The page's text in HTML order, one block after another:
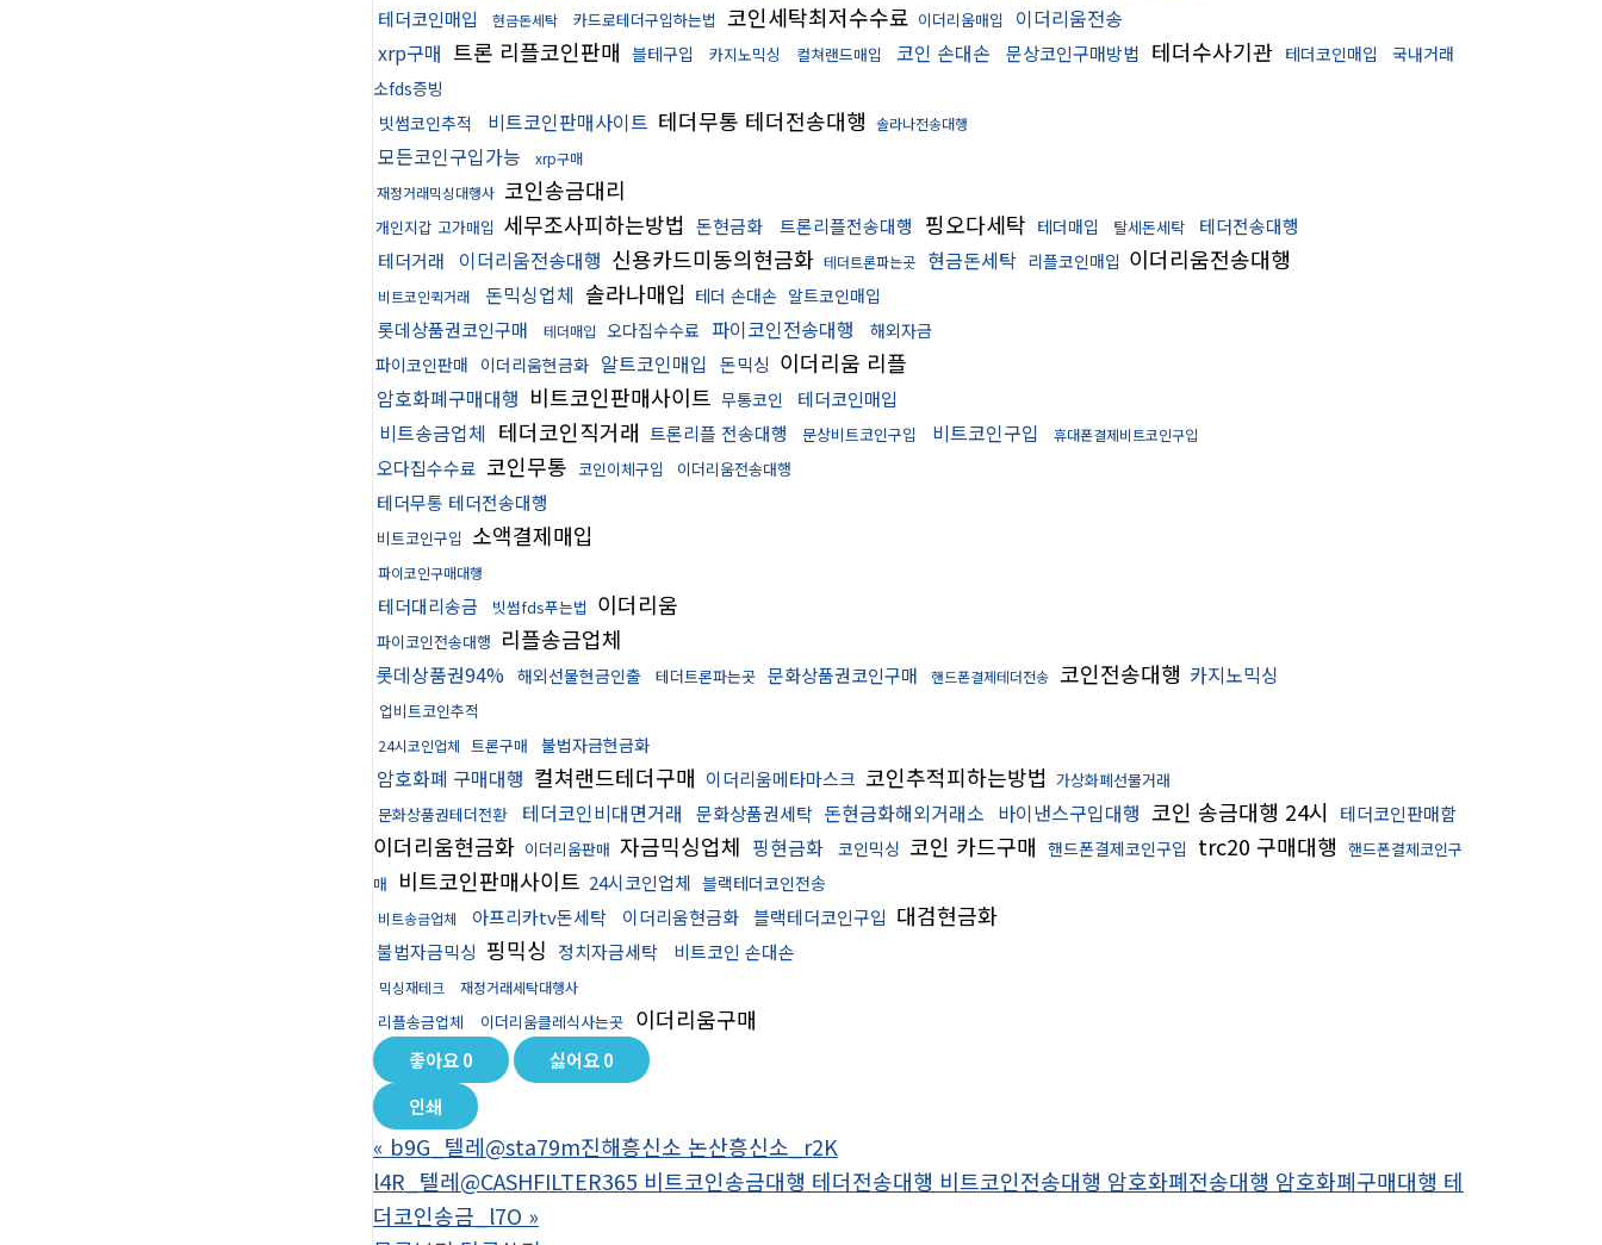
테더코인매입 현금돈세탁 카드로테더구입하는법 코인세탁최저수수료 이더리움매입
이더리움전송
xrp구매 트론 리플코인판매 블테구입 카지노믹싱 컬쳐랜드매입 코인 손대손 문상코인구매방법 테더수사기관 테더코인매입
국내거래
소fds증빙
빗썸코인추적
비트코인판매사이트 테더무통 테더전송대행 솔라나전송대행
모든코인구입가능
xrp구매
재정거래믹싱대행사 코인송금대리
개인지갑 고가매입 세무조사피하는방법 돈현금화 트론리플전송대행 핑오다세탁 테더매입 탈세돈세탁
테더전송대행
테더거래
이더리움전송대행 신용카드미동의현금화 테더트론파는곳 현금돈세탁 리플코인매입 이더리움전송대행
비트코인퀵거래 돈믹싱업체 솔라나매입 테더 손대손 알트코인매입
롯데상품권코인구매 테더매입 오다집수수료 파이코인전송대행
해외자금
파이코인판매 이더리움현금화 알트코인매입 돈믹싱 이더리움 리플
암호화폐구매대행 비트코인판매사이트 무통코인 테더코인매입
비트송금업체 테더코인직거래 트론리플 전송대행 문상비트코인구입 비트코인구입 휴대폰결제비트코인구입
오다집수수료 코인무통 코인이체구입 이더리움전송대행
테더무통 테더전송대행
비트코인구입 소액결제매입
파이코인구매대행
테더대리송금 빗썸fds푸는법 이더리움
파이코인전송대행 리플송금업체
롯데상품권94% 해외선물현금인출 테더트론파는곳 문화상품권코인구매 핸드폰결제테더전송 코인전송대행 카지노믹싱
업비트코인추적
24시코인업체 트론구매 불법자금현금화
암호화폐 구매대행 컬쳐랜드테더구매 이더리움메타마스크 코인추적피하는방법 가상화폐선물거래
문화상품권테더전환
테더코인비대면거래 문화상품권세탁 돈현금화해외거래소 바이낸스구입대행 코인 송금대행 24시 테더코인판매함
이더리움현금화 이더리움판매 자금믹싱업체 핑현금화 코인믹싱 코인 카드구매 핸드폰결제코인구입 trc20 구매대행 핸드폰결제코인구
매
비트코인판매사이트 24시코인업체 블랙테더코인전송
비트송금업체 아프리카tv돈세탁 이더리움현금화 블랙테더코인구입 대검현금화
불법자금믹싱 핑믹싱 정치자금세탁 비트코인 손대손
믹싱재테크 재정거래세탁대행사
리플송금업체 이더리움클레식사는곳 이더리움구매
좋아요0 싫어요0
인쇄
« b9G_텔레@sta79m진해흥신소 논산흥신소_r2K
l4R_텔레@CASHFILTER365 비트코인송금대행 테더전송대행 비트코인전송대행 암호화폐전송대행 암호화폐구매대행 테
더코인송금_l7O »